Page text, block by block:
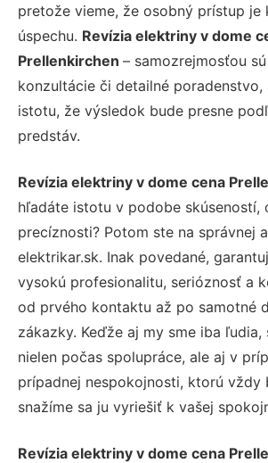
pretože vieme, že osobný prístup je
úspechu. Revízia elektriny v dome
Prellenkirchen – samozrejmosťou
konzultácie či detailné poradenstvo,
istotu, že výsledok bude presne
predstáv.
Revízia elektriny v dome cena
hľadáte istotu v podobe skúseností,
precíznosti? Potom ste na správnej
elektrikar.sk. Inak povedané,
vysokú profesionalitu, serióznosť a
od prvého kontaktu až po samotné
zákazky. Keďže aj my sme iba ľudia,
nielen počas spolupráce, ale aj v
prípadnej nespokojnosti, ktorú vždy
snažíme sa ju vyriešiť k vašej
Revízia elektriny v dome cena